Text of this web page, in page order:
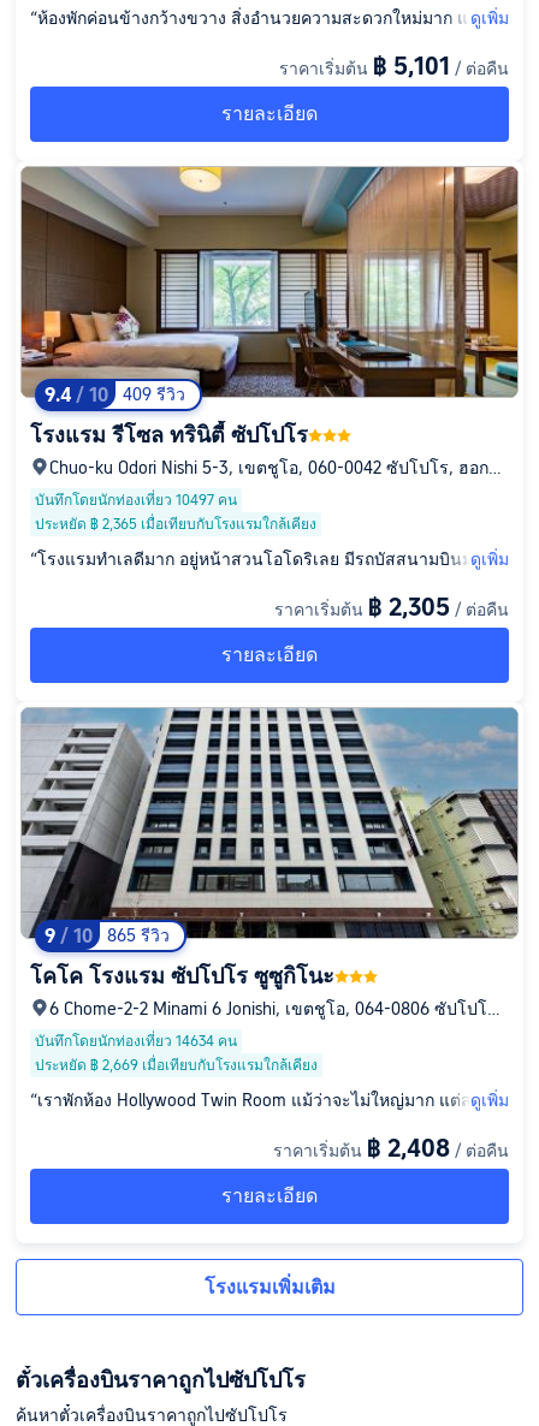
“ห้องพักค่อนข้างกว้างขวาง สิ่งอำนวยความสะดวกใหม่มาก และคว
วยค่ะ 👍 ชุดยูกาตะสำหรับผู้หญิงและผู้ชายมีขนาดค่อนข้างใหญ่ ส่
ยค่ะ 😂 เครื่องนอนของ Mitsui ไม่ต้องพูดถึงเลย สบายมาก หลับสบ
กเขาก็เติมน้ำให้สามขวดทุกวัน พอกลับมาก็ไปถามที่แผนกต้อนรับเ
พื่อขอผลิตภัณฑ์ดูแลผิวเพิ่มเติมค่ะ ช่วงนั้นเป็นวันนั้นของเดือนเลยไ
ม่ได้ไปโรงอาบน้ำรวม ได้ยินมาว่ามีบ่อน้ำร้อนแค่บ่อเดียว ทำเลที่ตั้ง
ค่อนข้างใกล้สถานีซัปโปโร ยกเว้นคืนแรกที่ลากกระเป๋าเดินทางท่า
มกลางหิมะค่อนข้างลำบากค่ะ ขอแนะนำเป็นอย่างยิ่ง ไม่มีอะไรที่ไ
ม่ชอบเลย นอกจากห้องน้ำที่ไม่ใช่แบบแยกส่วนเปียกแห้ง 🤣 ถ้าไปซั
ปโปโรอีกก็จะเลือกที่นี่อีกแน่นอนค่ะ!!!”
ดูเพิ่ม
ราคาเริ่มต้น ฿ 5,101 / ต่อคืน
รายละเอียด
9.4 / 10 409 รีวิว
โรงแรม รีโซล ทรินิตี้ ซัปโปโร
Chuo-ku Odori Nishi 5-3, เขตชูโอ, 060-0042 ซัปโปโร, ฮอกไก
โด, ญี่ปุ่น
บันทึกโดยนักท่องเที่ยว 10497 คน
ประหยัด ฿ 2,365 เมื่อเทียบกับโรงแรมใกล้เคียง
“โรงแรมทำเลดีมาก อยู่หน้าสวนโอโดริเลย มีรถบัสสนามบินมาจอ
บได้เองที่หน้าลิฟต์ชั้น 1 มีให้เลือกหลากหลายมาก โดยรวมแล้วห้อง
สะอาดทุกๆ 4 คืนที่เข้าพัก ทางแผนกต้อนรับจะแจ้งให้ทราบ กรณีข
องฉันพัก 3 คืนจึงไม่มีการทำความสะอาด แต่สามารถนำผ้าเช็ดตัว
และชุดนอนที่ต้องการเปลี่ยนใส่ถุงผ้าของโรงแรมแล้วแขวนไว้หน้า
ประตูห้องได้ก่อนสิบโมงเช้าทุกวัน รวมถึงขยะด้วย แล้วพนักงานจะ
นำชุดใหม่มาแขวนไว้ที่ประตูให้”
ดูเพิ่ม
ราคาเริ่มต้น ฿ 2,305 / ต่อคืน
รายละเอียด
9 / 10 865 รีวิว
โคโค โรงแรม ซัปโปโร ซูซูกิโนะ
6 Chome-2-2 Minami 6 Jonishi, เขตชูโอ, 064-0806 ซัปโปโร,
ฮอกไกโด, ญี่ปุ่น
บันทึกโดยนักท่องเที่ยว 14634 คน
ประหยัด ฿ 2,669 เมื่อเทียบกับโรงแรมใกล้เคียง
“เราพักห้อง Hollywood Twin Room แม้ว่าจะไม่ใหญ่มาก แต่สะอา
ะ ที่ชั้น 1 ตรงจุดเช็คอิน มีอุปกรณ์อาบน้ำครบชุด แถมยังมีน้ำยาบ้ว
สิ่งอำนวยความสะดวกของโรงแรม ผม/ดิฉันให้คะแนนเต็มเลยครับ
เย็น และห้องสูบบุหรี่โดยเฉพาะ สิ่งที่ชอบที่สุดคือมีกาแฟฟรีบริการต
ลอด 24 ชั่วโมง และคุณภาพกาแฟก็เยี่ยมจริงๆ ครับ/ค่ะ 😌”
ดูเพิ่ม
ราคาเริ่มต้น ฿ 2,408 / ต่อคืน
รายละเอียด
โรงแรมเพิ่มเติม
ตั๋วเครื่องบินราคาถูกไปซัปโปโร
ค้นหาตั๋วเครื่องบินราคาถูกไปซัปโปโร